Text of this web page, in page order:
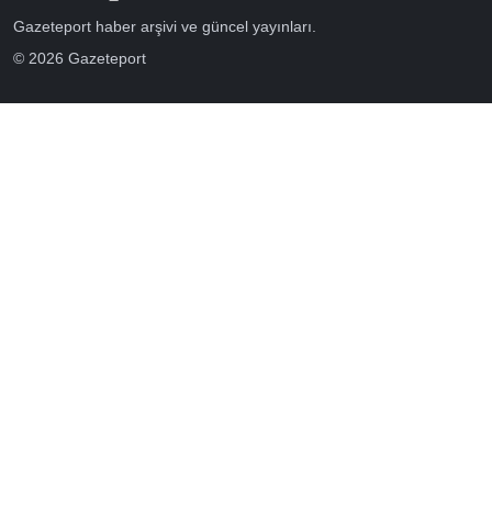
Gazeteport haber arşivi ve güncel yayınları.
© 2026 Gazeteport